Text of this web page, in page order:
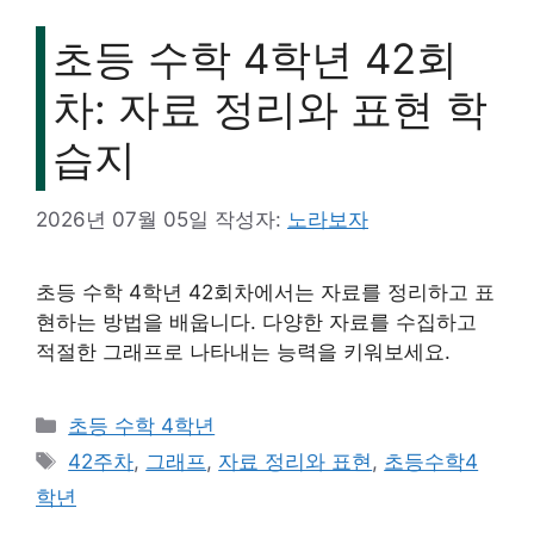
초등 수학 4학년 42회
차: 자료 정리와 표현 학
습지
2026년 07월 05일 작성자: 노라보자
초등 수학 4학년 42회차에서는 자료를 정리하고 표
현하는 방법을 배웁니다. 다양한 자료를 수집하고
적절한 그래프로 나타내는 능력을 키워보세요.
카
테
리
초등 수학 4학년
태
그
42주차, 그래프 , 자료 정리와 표현 , 초등수학4
학년